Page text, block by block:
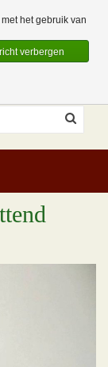
0 Artikelen
het gebruik van
verbergen